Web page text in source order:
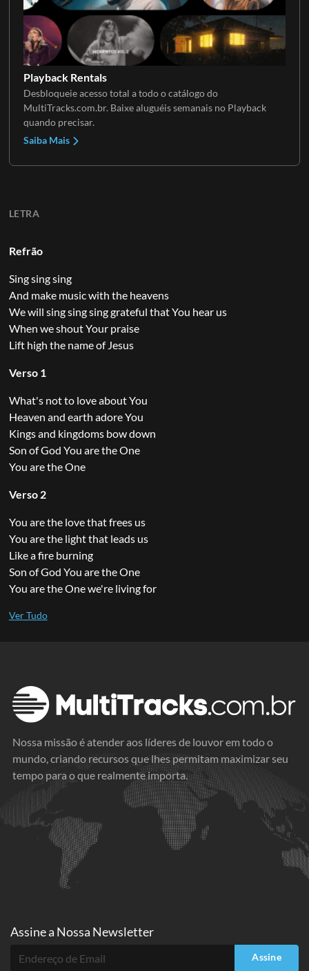
Playback Rentals
Desbloqueie acesso total a todo o catálogo do
MultiTracks.com.br. Baixe aluguéis semanais no Playback
quando precisar.
Saiba Mais
LETRA
Refrão
Sing sing sing
And make music with the heavens
We will sing sing sing grateful that You hear us
When we shout Your praise
Lift high the name of Jesus
Verso 1
What's not to love about You
Heaven and earth adore You
Kings and kingdoms bow down
Son of God You are the One
You are the One
Verso 2
You are the love that frees us
You are the light that leads us
Like a fire burning
Son of God You are the One
You are the One we're living for
Nossa missão é atender aos líderes de louvor em todo o
mundo, criando recursos que lhes permitam maximizar seu
tempo para o que realmente importa.
Assine a Nossa Newsletter
Assine